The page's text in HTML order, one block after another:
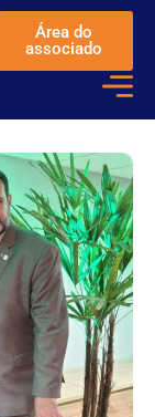
Área do
associado